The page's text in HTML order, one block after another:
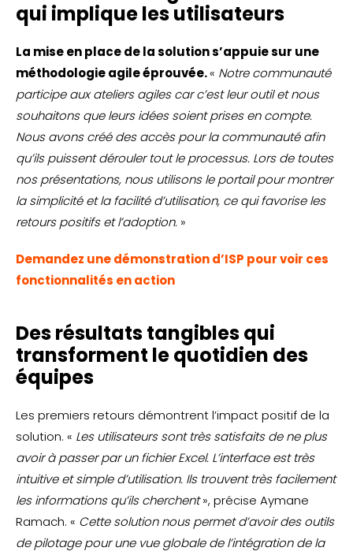
qui implique les utilisateurs
La mise en place de la solution s’appuie sur une
méthodologie agile éprouvée.« Notre communauté
participe aux ateliers agiles car c’est leur outil et nous
souhaitons que leurs idées soient prises en compte.
Nous avons créé des accès pour la communauté afin
qu’ils puissent dérouler tout le processus. Lors de toutes
nos présentations, nous utilisons le portail pour montrer
la simplicité et la facilité d’utilisation, ce qui favorise les
retours positifs et l’adoption. »
Demandez une démonstration d’ISP pour voir ces
fonctionnalités en action
Des résultats tangibles qui
transforment le quotidien des
équipes
Les premiers retours démontrent l’impact positif de la
solution. « Les utilisateurs sont très satisfaits de ne plus
avoir à passer par un fichier Excel. L’interface est très
intuitive et simple d’utilisation. Ils trouvent très facilement
les informations qu’ils cherchent», précise Aymane
Ramach. « Cette solution nous permet d’avoir des outils
de pilotage pour une vue globale de l’intégration de la